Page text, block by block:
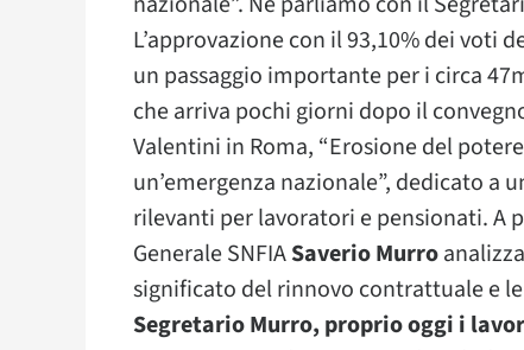
L’approvazione con il 93,10% dei voti
un passaggio importante per i circa
che arriva pochi giorni dopo il
Valentini in Roma, “Erosione del
un’emergenza nazionale”, dedicato a
rilevanti per lavoratori e pensionati. A
Generale SNFIASaverio Murro
significato del rinnovo contrattuale e
Segretario Murro, proprio oggi i